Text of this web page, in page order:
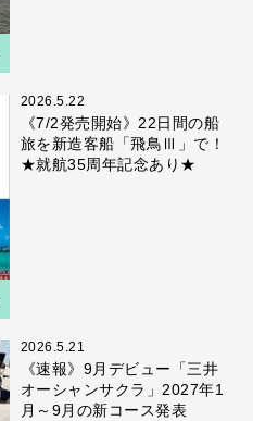
2026.5.22
《7/2発売開始》22日間の船
旅を新造客船「飛鳥Ⅲ」で！
★就航35周年記念あり★
2026.5.21
《速報》9月デビュー「三井
オーシャンサクラ」2027年1
月～9月の新コース発表